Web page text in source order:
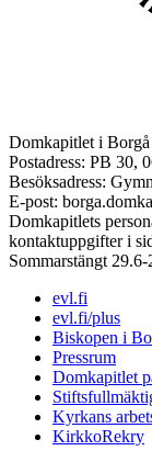
Domkapitlet i
Postadress: PB 30,
Besöksadress:
E-post:
Domkapitlets
kontaktuppgifter i
Sommarstängt
evl.fi
evl.fi/plus
Biskopen i
Pressrum
Domkapitlet
Kyrkans
KirkkoRekry